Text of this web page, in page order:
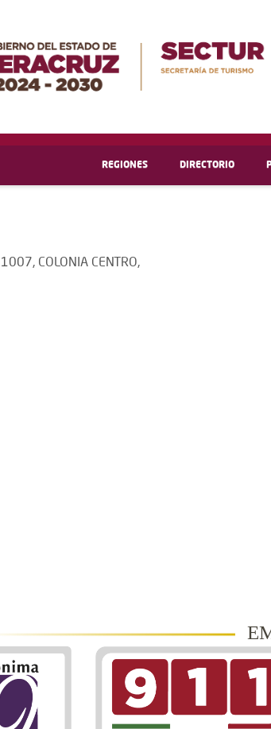
REGIONES DIRECTORIO
COLONIA CENTRO,